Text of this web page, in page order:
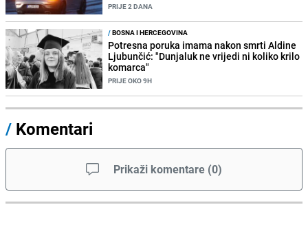
PRIJE 2 DANA
/BOSNA I HERCEGOVINA
Potresna poruka imama nakon smrti Aldine
Ljubunčić: "Dunjaluk ne vrijedi ni koliko krilo
komarca"
PRIJE OKO 9H
/ Komentari
Prikaži komentare (0)